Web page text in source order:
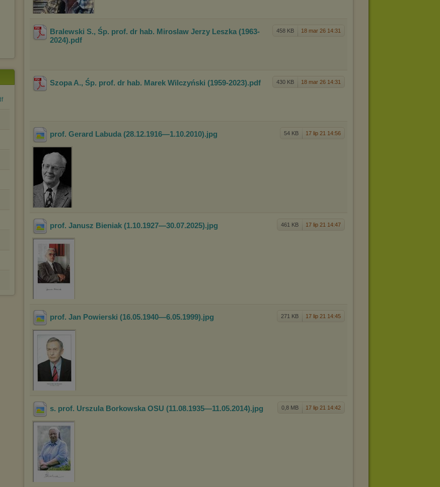
458 KB 18 mar 26 14:31
Bralewski S., Śp. prof. dr hab. Miroslaw Jerzy Leszka (1963-
2024).pdf
430 KB 18 mar 26 14:31
Szopa A., Śp. prof. dr hab. Marek Wilczyński (1959-2023).pdf
54 KB 17 lip 21 14:56
prof. Gerard Labuda (28.12.1916—1.10.2010).jpg
461 KB 17 lip 21 14:47
prof. Janusz Bieniak (1.10.1927—30.07.2025).jpg
271 KB 17 lip 21 14:45
prof. Jan Powierski (16.05.1940—6.05.1999).jpg
0,8 MB 17 lip 21 14:42
s. prof. Urszula Borkowska OSU (11.08.1935—11.05.2014).jpg